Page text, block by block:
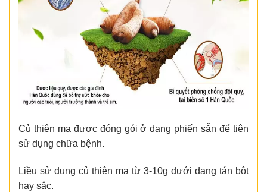
Củ thiên ma được đóng gói ở dạng phiến sẵn để tiện
sử dụng chữa bệnh.
Liều sử dụng củ thiên ma từ 3-10g dưới dạng tán bột
hay sắc.